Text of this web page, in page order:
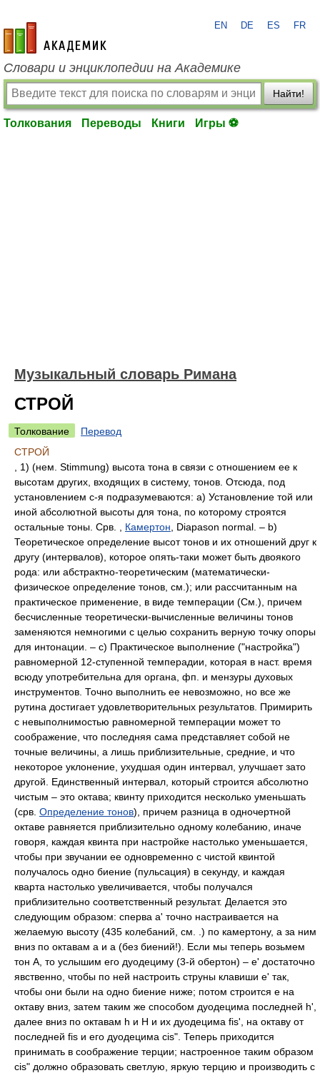
academic.ru
EN DE ES FR
Словари и энциклопедии на Академике
Найти!
Толкования Переводы Книги Игры ⚽
Музыкальный словарь Римана
СТРОЙ
Толкование
Перевод
СТРОЙ
, 1) (нем. Stimmung) высота тона в связи с отношением ее к
высотам других, входящих в систему, тонов. Отсюда, под
установлением с-я подразумеваются: а) Установление той или
иной абсолютной высоты для тона, по которому строятся
остальные тоны. Срв. , Камертон , Diapason normal. – b)
Теоретическое определение высот тонов и их отношений друг к
другу (интервалов), которое опять-таки может быть двоякого
рода: или абстрактно-теоретическим (математически-
физическое определение тонов, cм.); или рассчитанным на
практическое применение, в виде темперации (См.), причем
бесчисленные теоретически-вычисленные величины тонов
заменяются немногими с целью сохранить верную точку опоры
для интонации. – с) Практическое выполнение ("настройка")
равномерной 12-ступенной темперадии, которая в наст. время
всюду употребительна для органа, фп. и мензуры духовых
инструментов. Точно выполнить ее невозможно, но все же
рутина достигает удовлетворительных результатов. Примирить
с невыполнимостью равномерной темперации может то
соображение, что последняя сама представляет собой не
точные величины, а лишь приблизительные, средние, и что
некоторое уклонение, ухудшая один интервал, улучшает зато
другой. Единственный интервал, который строится абсолютно
чистым – это октава; квинту приходится несколько уменьшать
(срв. Определение тонов), причем разница в одночертной
октаве равняется приблизительно одному колебанию, иначе
говоря, каждая квинта при настройке настолько уменьшается,
чтобы при звучании ее одновременно с чистой квинтой
получалось одно биение (пульсация) в секунду, и каждая
кварта настолько увеличивается, чтобы получался
приблизительно соответственный результат. Делается это
следующим образом: сперва а' точно настраивается на
желаемую высоту (435 колебаний, cм. .) по камертону, а за ним
вниз по октавам а и а (без биений!). Если мы теперь возьмем
тон А, то услышим его дуодециму (3-й обертон) – е' достаточно
явственно, чтобы по ней настроить струны клавиши е' так,
чтобы они были на одно биение ниже; потом строится е на
октаву вниз, затем таким же способом дуодецима последней h',
далее вниз по октавам h и H и их дуодецима fis', на октаву от
последней fis и его дуодецима cis". Теперь приходится
принимать в соображение терции; настроенное таким образом
cis" должно образовать светлую, яркую терцию и производить с